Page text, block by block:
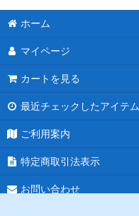
ホーム
マイページ
カートを見る
最近チェックしたアイテム
ご利用案内
特定商取引法表示
お問い合わせ